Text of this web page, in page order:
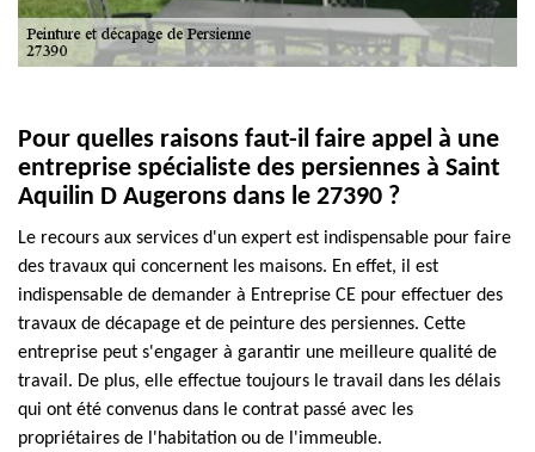
Pour quelles raisons faut-il faire appel à une
entreprise spécialiste des persiennes à Saint
Aquilin D Augerons dans le 27390 ?
Le recours aux services d'un expert est indispensable pour faire
des travaux qui concernent les maisons. En effet, il est
indispensable de demander à Entreprise CE pour effectuer des
travaux de décapage et de peinture des persiennes. Cette
entreprise peut s'engager à garantir une meilleure qualité de
travail. De plus, elle effectue toujours le travail dans les délais
qui ont été convenus dans le contrat passé avec les
propriétaires de l'habitation ou de l'immeuble.